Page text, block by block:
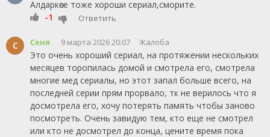
Алдаркөсе тоже хороши сериал,сморите.
-1
Ответить
С Сеня 9 марта 2026 20:07 Жалоба
Это очень хороший сериал, на протяжении нескольких
месяцев торопилась домой и смотрела его, смотрела
многие мед сериалы, но этот запал больше всего, на
последней серии прям прорвало, тк не верилось что я
досмотрела его, хочу потерять память чтобы заново
посмотреть. Очень завидую тем, кто еще не смотрел
или кто не досмотрел до конца, цените время пока